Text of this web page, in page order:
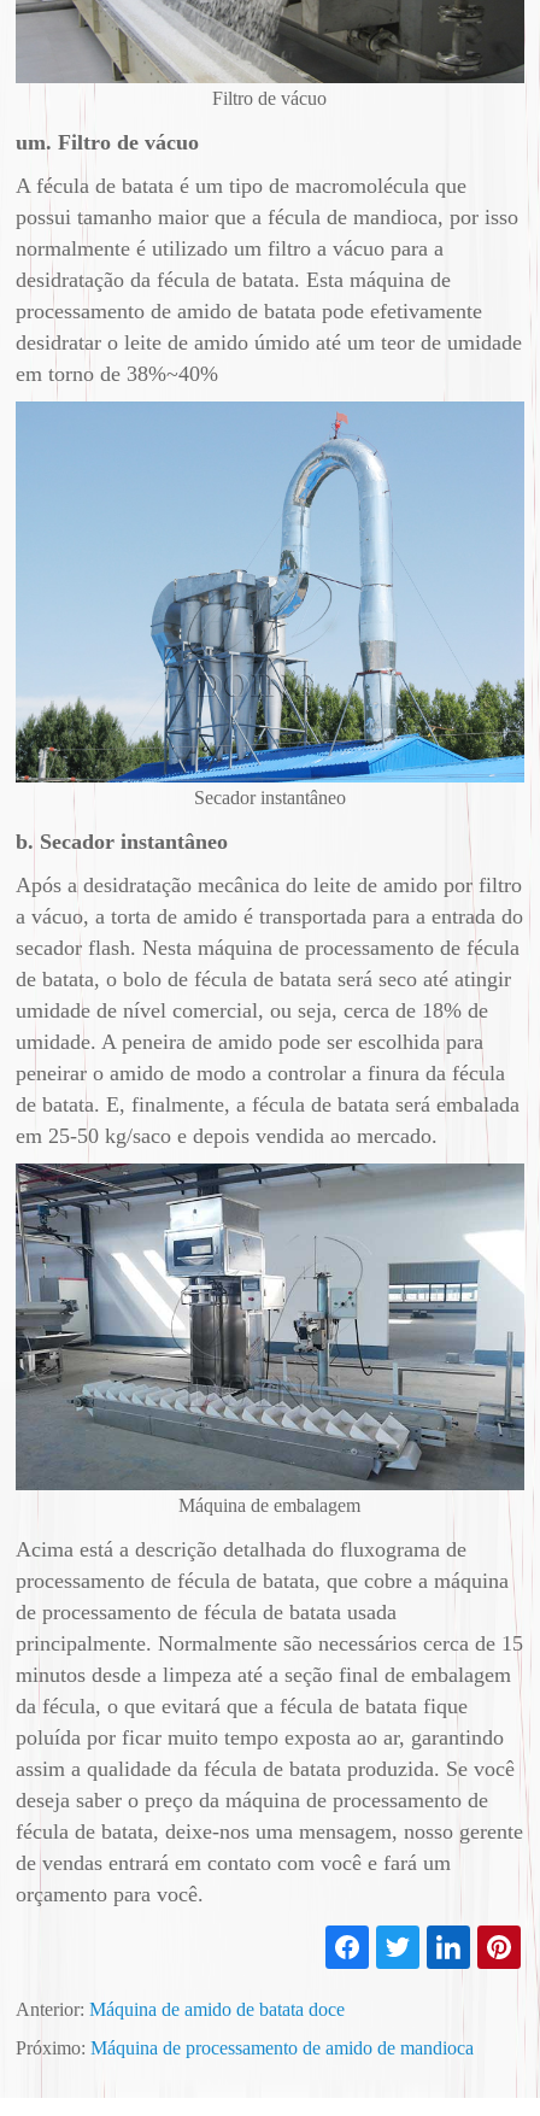
Filtro de vácuo
um. Filtro de vácuo
A fécula de batata é um tipo de macromolécula que
possui tamanho maior que a fécula de mandioca, por isso
normalmente é utilizado um filtro a vácuo para a
desidratação da fécula de batata. Esta máquina de
processamento de amido de batata pode efetivamente
desidratar o leite de amido úmido até um teor de umidade
em torno de 38%~40%
Secador instantâneo
b. Secador instantâneo
Após a desidratação mecânica do leite de amido por filtro
a vácuo, a torta de amido é transportada para a entrada do
secador flash. Nesta máquina de processamento de fécula
de batata, o bolo de fécula de batata será seco até atingir
umidade de nível comercial, ou seja, cerca de 18% de
umidade. A peneira de amido pode ser escolhida para
peneirar o amido de modo a controlar a finura da fécula
de batata. E, finalmente, a fécula de batata será embalada
em 25-50 kg/saco e depois vendida ao mercado.
Máquina de embalagem
Acima está a descrição detalhada do fluxograma de
processamento de fécula de batata, que cobre a máquina
de processamento de fécula de batata usada
principalmente. Normalmente são necessários cerca de 15
minutos desde a limpeza até a seção final de embalagem
da fécula, o que evitará que a fécula de batata fique
poluída por ficar muito tempo exposta ao ar, garantindo
assim a qualidade da fécula de batata produzida. Se você
deseja saber o preço da máquina de processamento de
fécula de batata, deixe-nos uma mensagem, nosso gerente
de vendas entrará em contato com você e fará um
orçamento para você.
Anterior:Máquina de amido de batata doce
Próximo:Máquina de processamento de amido de mandioca